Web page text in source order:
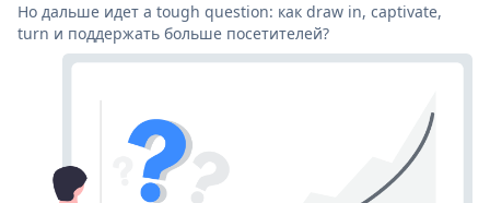
Но дальше идет a tough question: как draw in, captivate,
turn и поддержать больше посетителей?